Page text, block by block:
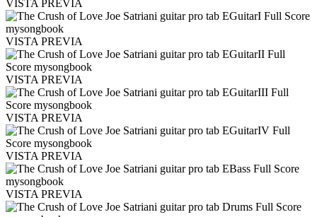
VISTA PREVIA
VISTA PREVIA
VISTA PREVIA
VISTA PREVIA
VISTA PREVIA
VISTA PREVIA